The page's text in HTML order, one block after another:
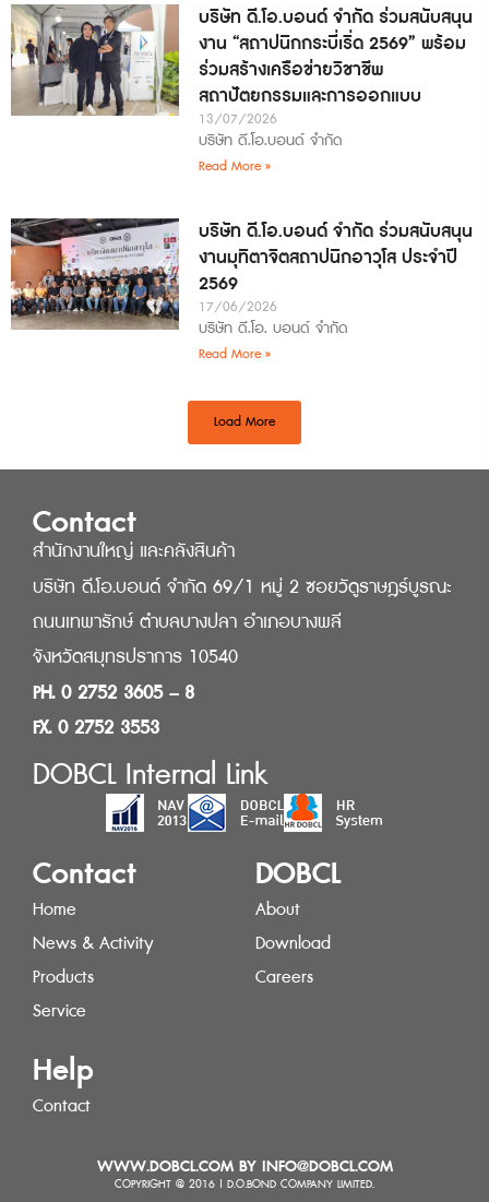
บริษัท ดี.โอ.บอนด์ จำกัด ร่วมสนับสนุน
งาน “สถาปนิกกระบี่เริ่ด 2569” พร้อม
ร่วมสร้างเครือข่ายวิชาชีพ
สถาปัตยกรรมและการออกแบบ
13/07/2026
บริษัท ดี.โอ.บอนด์ จำกัด
Read More »
บริษัท ดี.โอ.บอนด์ จำกัด ร่วมสนับสนุน
งานมุทิตาจิตสถาปนิกอาวุโส ประจำปี
2569
17/06/2026
บริษัท ดี.โอ. บอนด์ จำกัด
Read More »
Load More
Contact
สำนักงานใหญ่ และคลังสินค้า
บริษัท ดี.โอ.บอนด์ จำกัด 69/1 หมู่ 2 ซอยวัดูราษฎร์บูรณะ
ถนนเทพารักษ์ ตำบลบางปลา อำเภอบางพลี
จังหวัดสมุทรปราการ 10540
PH. 0 2752 3605 – 8
FX. 0 2752 3553
DOBCL Internal Link
Contact
Home
News & Activity
Products
Service
DOBCL
About
Download
Careers
Help
Contact
WWW.DOBCL.COM BY INFO@DOBCL.COM
COPYRIGHT @ 2016 | D.O.BOND COMPANY LIMITED.